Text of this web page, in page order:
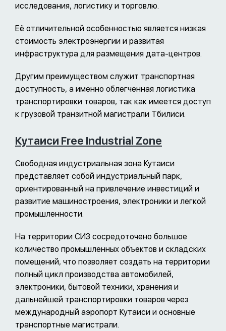
исследования, логистику и торговлю.
Её отличительной особенностью является низкая
стоимость электроэнергии и развитая
инфраструктура для размещения дата-центров.
Другим преимуществом служит транспортная
доступность, а именно облегченная логистика
транспортировки товаров, так как имеется доступ
к грузовой транзитной магистрали Тбилиси.
Кутаиси Free Industrial Zone
Свободная индустриальная зона Кутаиси
представляет собой индустриальный парк,
ориентированный на привлечение инвестиций и
развитие машиностроения, электроники и легкой
промышленности.
На территории СИЗ сосредоточено большое
количество промышленных объектов и складских
помещений, что позволяет создать на территории
полный цикл производства автомобилей,
электроники, бытовой техники, хранения и
дальнейшей транспортировки товаров через
международный аэропорт Кутаиси и основные
транспортные магистрали.